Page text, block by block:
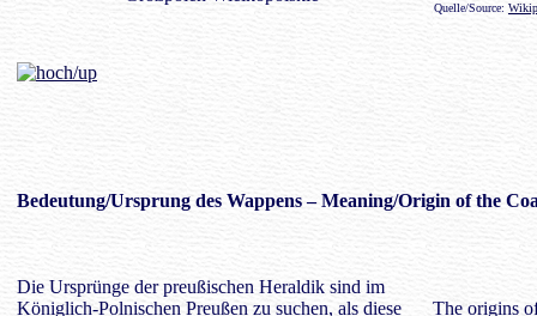
Quelle/Source:
Bedeutung/Ursprung des Wappens– Meaning/Origin of the
Die Ursprünge der preußischen Heraldik sind im
Königlich-Polnischen Preußen zu suchen, als diese
The origins